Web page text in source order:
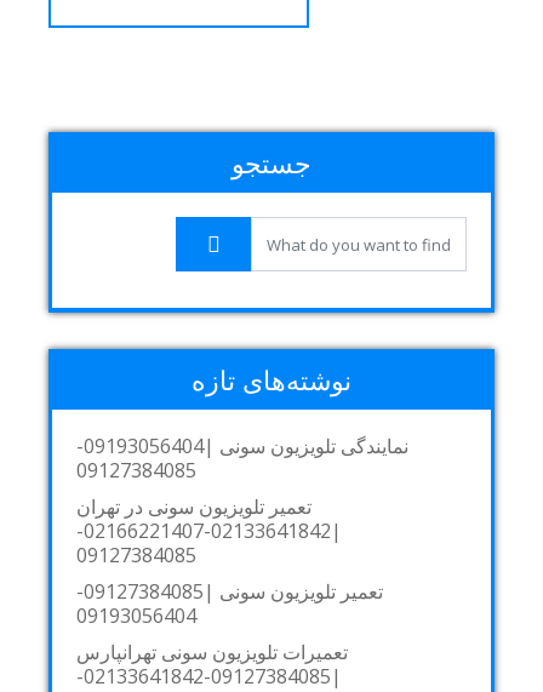
جستجو
نوشته‌های تازه
نمایندگی تلویزیون سونی |09193056404-
09127384085
تعمیر تلویزیون سونی در تهران
|02133641842-02166221407-
09127384085
تعمیر تلویزیون سونی |09127384085-
09193056404
تعمیرات تلویزیون سونی تهرانپارس
|09127384085-02133641842-